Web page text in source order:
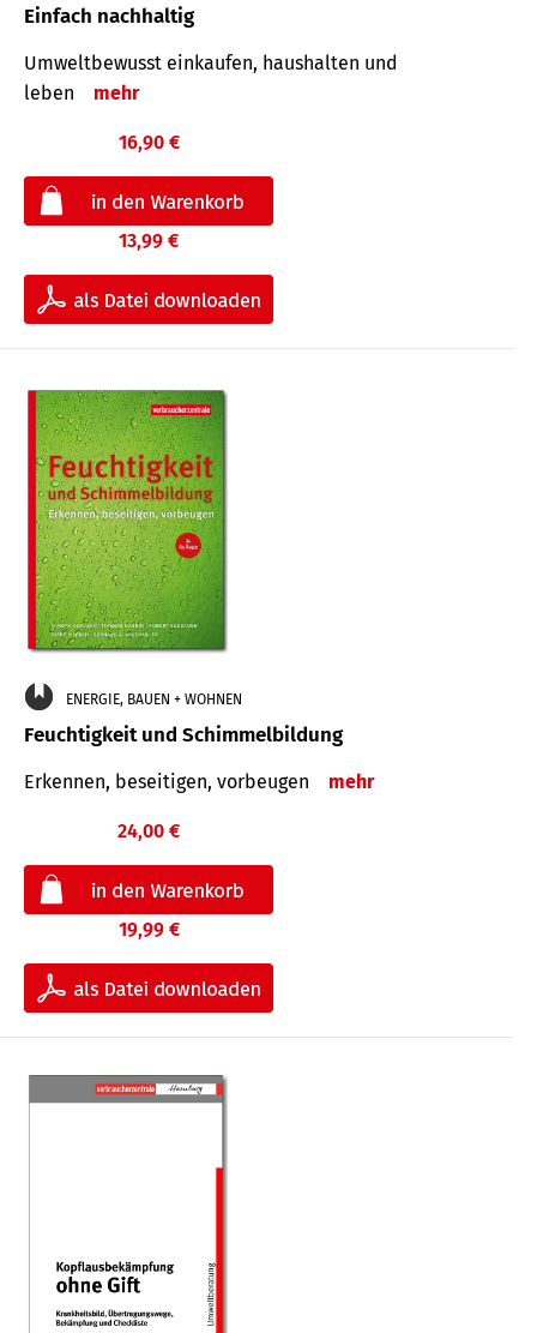
Einfach nachhaltig
Umweltbewusst einkaufen, haushalten und
leben
mehr
16,90 €
13,99 €
ENERGIE, BAUEN + WOHNEN
Feuchtigkeit und Schimmelbildung
Erkennen, beseitigen, vorbeugen mehr
24,00 €
19,99 €